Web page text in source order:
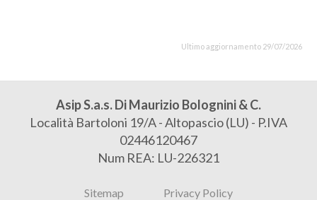
Ultimo aggiornamento 29/07/2026
Asip S.a.s. Di Maurizio Bolognini & C.
Località Bartoloni 19/A - Altopascio (LU) - P.IVA
02446120467
Num REA: LU-226321
Sitemap Privacy Policy